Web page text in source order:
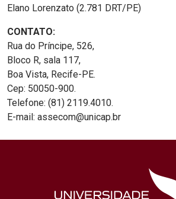
Elano Lorenzato (2.781 DRT/PE)
CONTATO:
Rua do Príncipe, 526,
Bloco R, sala 117,
Boa Vista, Recife-PE.
Cep: 50050-900.
Telefone: (81) 2119.4010.
E-mail: assecom@unicap.br